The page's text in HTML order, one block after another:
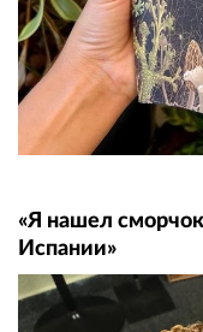
«Я нашел
Испании»